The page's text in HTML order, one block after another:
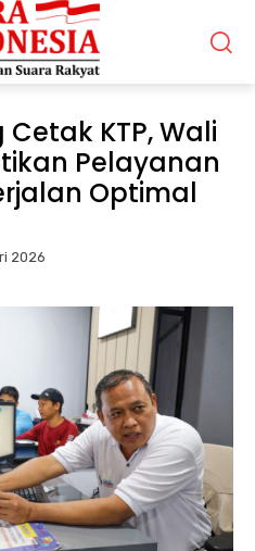
KTP, Wali
Pelayanan
Optimal
2026